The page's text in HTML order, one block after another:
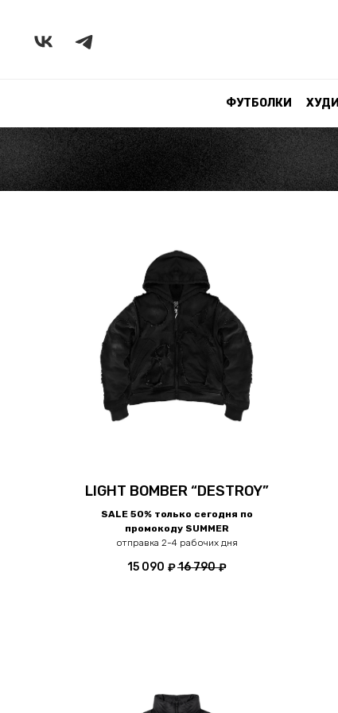
ФУТБОЛКИ ХУДИ
LIGHT BOMBER “DESTROY”
SALE 50% только сегодня по
промокоду SUMMER
отправка 2-4 рабочих дня
15 090 ₽16 790 ₽